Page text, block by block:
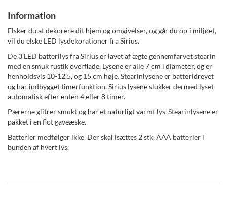
Information
Elsker du at dekorere dit hjem og omgivelser, og går du op i miljøet,
vil du elske LED lysdekorationer fra Sirius.
De 3 LED batterilys fra Sirius er lavet af ægte gennemfarvet stearin
med en smuk rustik overflade. Lysene er alle 7 cm i diameter, og er
henholdsvis 10-12,5, og 15 cm høje. Stearinlysene er batteridrevet
og har indbygget timerfunktion. Sirius lysene slukker dermed lyset
automatisk efter enten 4 eller 8 timer.
Pærerne glitrer smukt og har et naturligt varmt lys. Stearinlysene er
pakket i en flot gaveæske.
Batterier medfølger ikke. Der skal isættes 2 stk. AAA batterier i
bunden af hvert lys.